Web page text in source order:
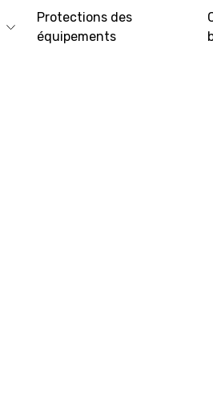
Protections des
équipements